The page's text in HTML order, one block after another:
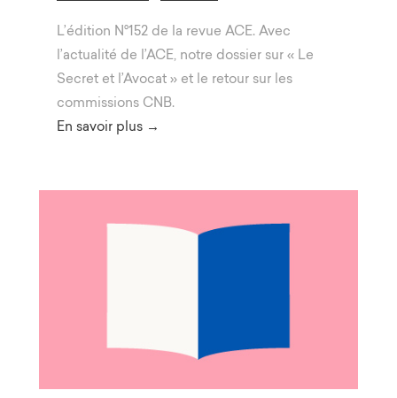
L’édition N°152 de la revue ACE. Avec
l’actualité de l’ACE, notre dossier sur « Le
Secret et l’Avocat » et le retour sur les
commissions CNB.
En savoir plus →